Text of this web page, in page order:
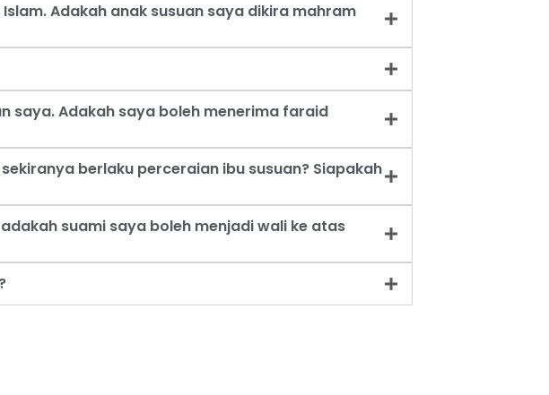
Adakah anak susuan saya dikira mahram
saya. Adakah saya boleh menerima faraid
berlaku perceraian ibu susuan? Siapakah
suami saya boleh menjadi wali ke atas